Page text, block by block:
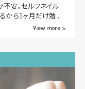
安。セルフネイル
から1ヶ月だけ勉...
View more >